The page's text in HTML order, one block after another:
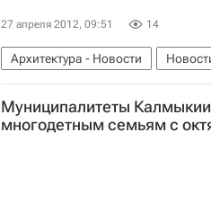
27 апреля 2012, 09:51 14
Архитектура - Новости
Муниципалитеты
многодетным семьям с